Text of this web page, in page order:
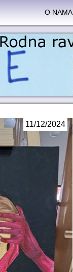
O NAMA
11/12/2024